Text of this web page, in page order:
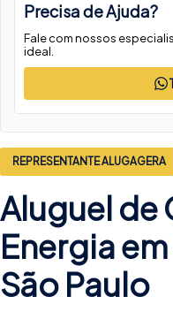
Precisa de Ajuda?
Fale com nossos
ideal.
REPRESENTANTE ALUGAGERA
Aluguel de
Energia
São Paulo